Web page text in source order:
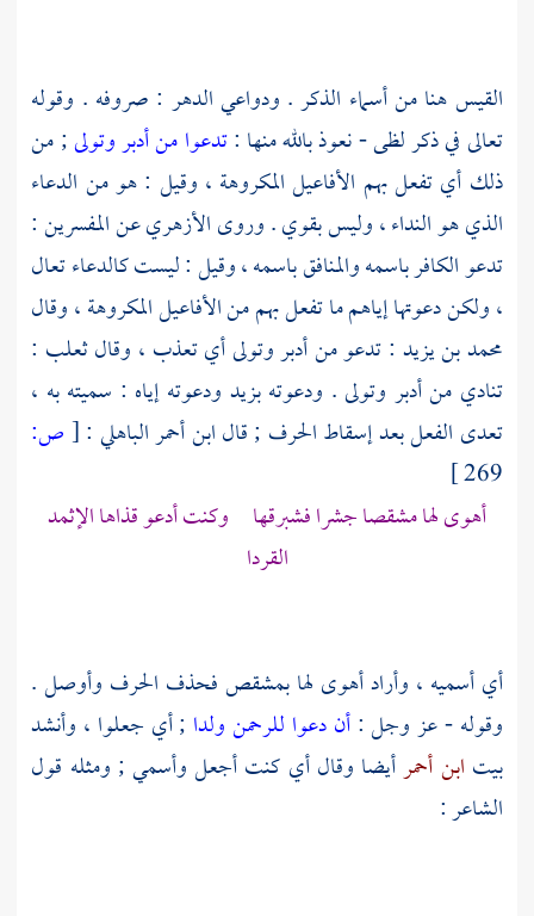
القيس هنا من أسماء الذكر . ودواعي الدهر : صروفه . وقوله
تعالى في ذكر لظى - نعوذ بالله منها :تدعوا من أدبر وتولى; من
ذلك أي تفعل بهم الأفاعيل المكروهة ، وقيل : هو من الدعاء
الذي هو النداء ، وليس بقوي . وروىالأزهريعن المفسرين :
تدعو الكافر باسمه والمنافق باسمه ، وقيل : ليست كالدعاء تعال
، ولكن دعوتها إياهم ما تفعل بهم من الأفاعيل المكروهة ، وقال
محمد بن يزيد : تدعو من أدبر وتولى أي تعذب ، وقالثعلب :
تنادي من أدبر وتولى . ودعوته بزيد ودعوته إياه : سميته به ،
تعدى الفعل بعد إسقاط الحرف ; قالابن أحمر الباهلي :
[ص:
269 ]
أهوى لها مشقصا جشرا فشبرقها وكنت أدعو قذاها الإثمد
القردا
أي أسميه ، وأراد أهوى لها بمشقص فحذف الحرف وأوصل .
وقوله - عز وجل :أن دعوا للرحمن ولدا ; أي جعلوا ، وأنشد
بيت ابن أحمرأيضا وقال أي كنت أجعل وأسمي ; ومثله قول
الشاعر :